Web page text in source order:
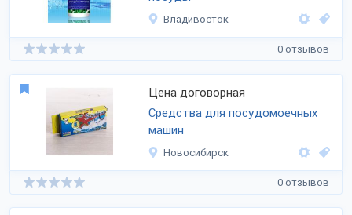
Владивосток
0 отзывов
Цена договорная
Средства для посудомоечных
машин
Новосибирск
0 отзывов